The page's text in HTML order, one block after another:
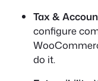
Tax &
configure
do it.